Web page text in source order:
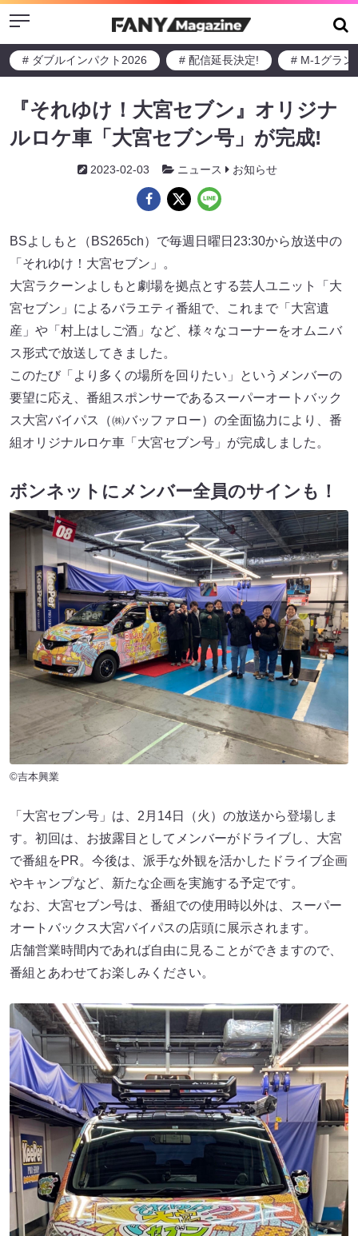
Menu
# ダブルインパクト2026 # 配信延長決定! # M-1グラン
『それゆけ！大宮セブン』オリジナ
ルロケ車「大宮セブン号」が完成!
2023-02-03 ニュース お知らせ
BSよしもと（BS265ch）で毎週日曜日23:30から放送中の
「それゆけ！大宮セブン」。
大宮ラクーンよしもと劇場を拠点とする芸人ユニット「大
宮セブン」によるバラエティ番組で、これまで「大宮遺
産」や「村上はしご酒」など、様々なコーナーをオムニバ
ス形式で放送してきました。
このたび「より多くの場所を回りたい」というメンバーの
要望に応え、番組スポンサーであるスーパーオートバック
ス大宮バイパス（㈱バッファロー）の全面協力により、番
組オリジナルロケ車「大宮セブン号」が完成しました。
ボンネットにメンバー全員のサインも！
©吉本興業
「大宮セブン号」は、2月14日（火）の放送から登場しま
す。初回は、お披露目としてメンバーがドライブし、大宮
で番組をPR。今後は、派手な外観を活かしたドライブ企画
やキャンプなど、新たな企画を実施する予定です。
なお、大宮セブン号は、番組での使用時以外は、スーパー
オートバックス大宮バイパスの店頭に展示されます。
店舗営業時間内であれば自由に見ることができますので、
番組とあわせてお楽しみください。